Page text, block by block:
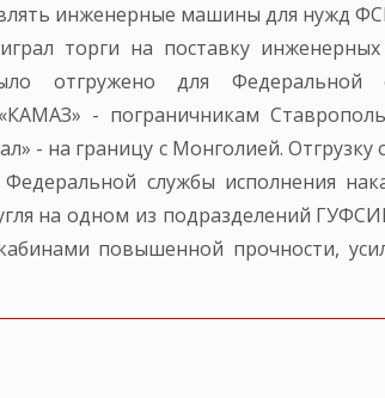
инженерные машины для нужд
торги на поставку
отгружено для Федеральной
- пограничникам
- на границу с Монголией.
службы исполнения
на одном из подразделений
повышенной прочности,